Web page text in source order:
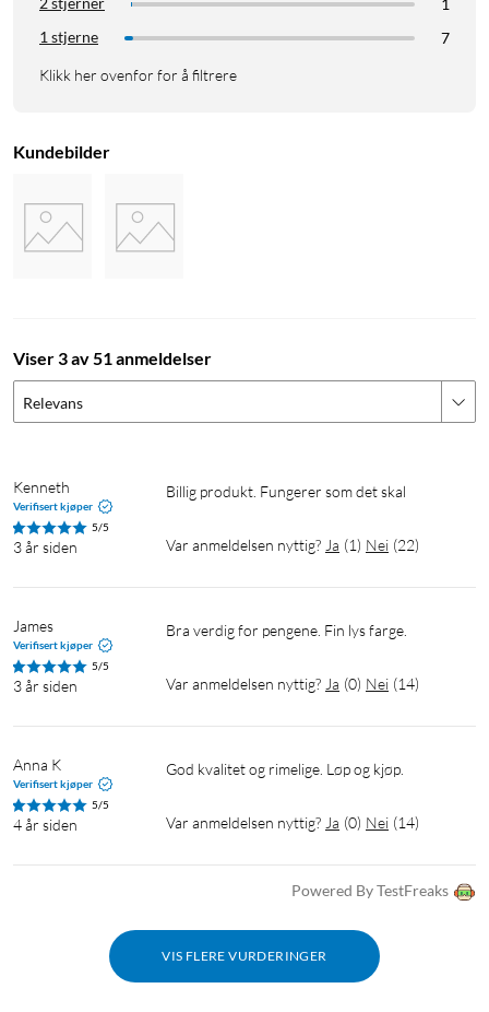
1
1 stjerne
7
Klikk her ovenfor for å filtrere
Kundebilder
Viser 3 av 51 anmeldelser
Relevans
Kenneth
Verifisert kjøper
5/5
3 år siden
Billig produkt. Fungerer som det skal
Var anmeldelsen nyttig? Ja (1) Nei (22)
James
Verifisert kjøper
5/5
3 år siden
Bra verdig for pengene. Fin lys farge.
Var anmeldelsen nyttig? Ja (0) Nei (14)
Anna K
Verifisert kjøper
5/5
4 år siden
God kvalitet og rimelige. Løp og kjøp.
Var anmeldelsen nyttig? Ja (0) Nei (14)
Powered By TestFreaks
VIS FLERE VURDERINGER